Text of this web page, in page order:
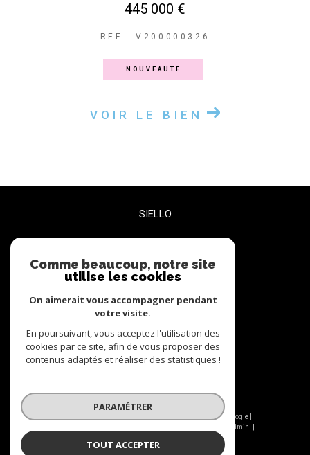
445 000 €
REF : V200000326
NOUVEAUTÉ
VOIR LE BIEN
SIELLO
contact@siello.co
5 RUE PLEYEL BUREAU 3
nous suivre sur
© 2026 | Tous droits réservés | Traduction powered by Google |
Admin
Comme beaucoup, notre site
utilise les cookies
On aimerait vous accompagner pendant
votre visite.
En poursuivant, vous acceptez l'utilisation des
cookies par ce site, afin de vous proposer des
contenus adaptés et réaliser des statistiques !
PARAMÉTRER
TOUT ACCEPTER